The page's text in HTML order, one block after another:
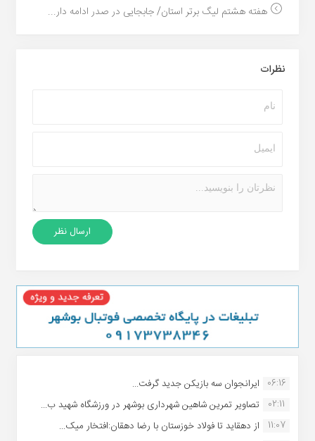
هفته هشتم لیگ برتر استان/ جابجایی در صدر ادامه دار...
نظرات
06:16 ایرانجوان سه بازیکن جدید گرفت...
02:11
تصاویر تمرین شاهین شهردارى بوشهر در ورزشگاه شهید ب...
11:07
از دهقاید تا فولاد خوزستان با رضا دهقان:افتخار میک...